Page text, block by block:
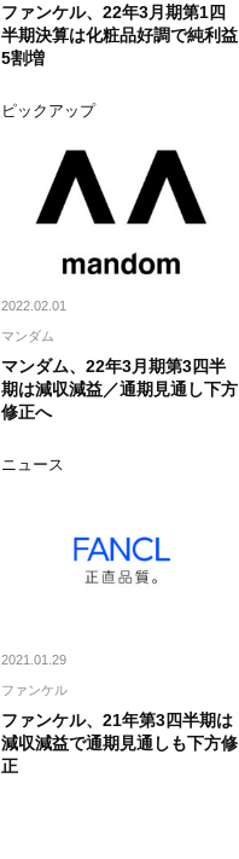
ファンケル、22年3月期第1四
半期決算は化粧品好調で純利益
5割増
ピックアップ
2022.02.01
マンダム
マンダム、22年3月期第3四半
期は減収減益／通期見通し下方
修正へ
ニュース
2021.01.29
ファンケル
ファンケル、21年第3四半期は
減収減益で通期見通しも下方修
正